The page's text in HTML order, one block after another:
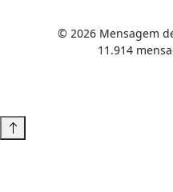
© 2026 Mensagem
11.914